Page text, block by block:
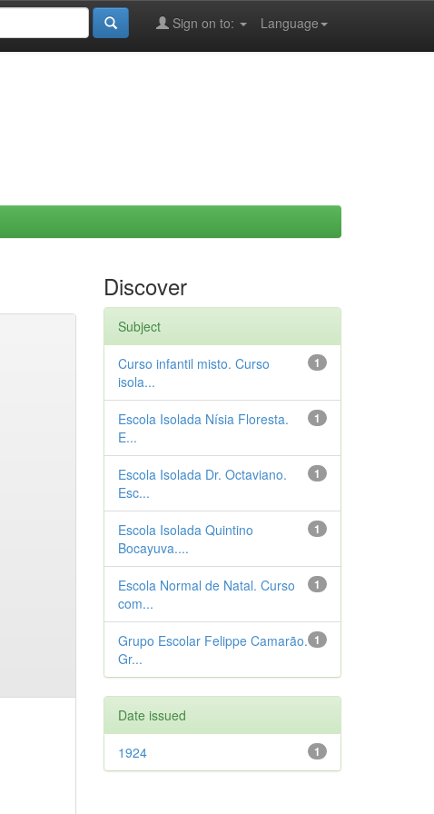
Language
Sign on to:
Discover
Subject
1
Curso infantil misto. Curso
isola...
1
Escola Isolada Nísia Floresta.
E...
1
Escola Isolada Dr. Octaviano.
Esc...
1
Escola Isolada Quintino
Bocayuva....
1
Escola Normal de Natal. Curso
com...
1
Grupo Escolar Felippe Camarão.
Gr...
Date issued
1
1924